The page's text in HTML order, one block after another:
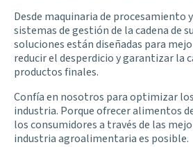
Desde maquinaria de procesamiento
sistemas de gestión de la cadena de
soluciones están diseñadas para
reducir el desperdicio y garantizar la
productos finales.
Confía en nosotros para optimizar
industria. Porque ofrecer alimentos
los consumidores a través de las
industria agroalimentaria es posible.